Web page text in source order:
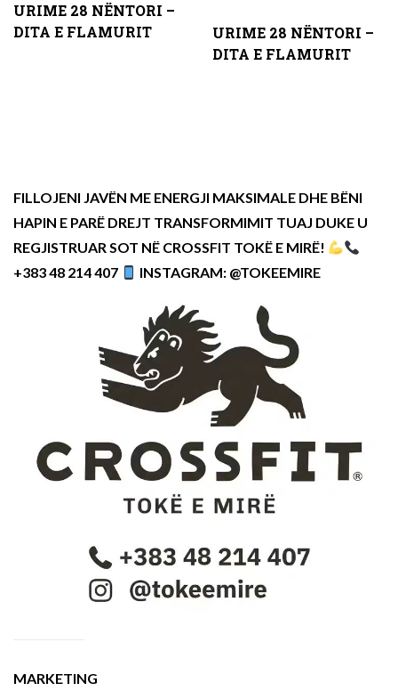
URIME 28 NËNTORI –
DITA E FLAMURIT
URIME 28 NËNTORI –
DITA E FLAMURIT
FILLOJENI JAVËN ME ENERGJI MAKSIMALE DHE BËNI
HAPIN E PARË DREJT TRANSFORMIMIT TUAJ DUKE U
REGJISTRUAR SOT NË CROSSFIT TOKË E MIRË!
+383 48 214 407
INSTAGRAM: @TOKEEMIRE
MARKETING